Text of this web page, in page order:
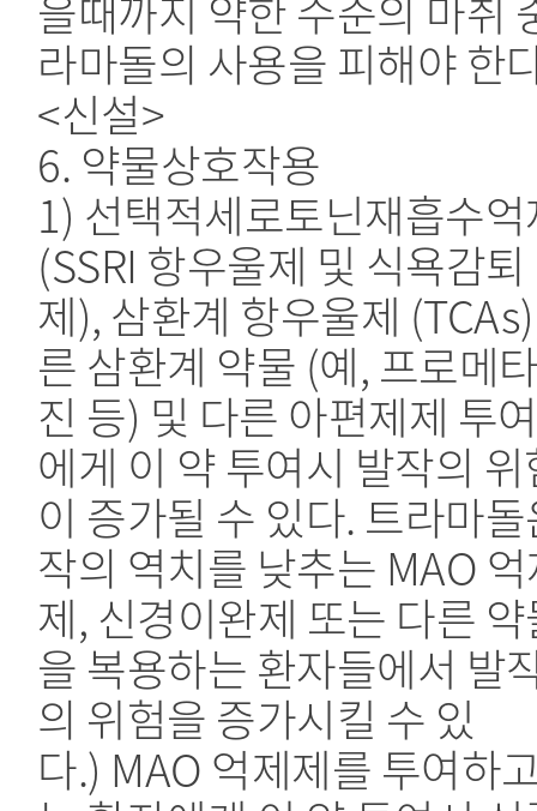
라마돌의 사용을 피해야 한
<신설>
6. 약물상호작용
1) 선택적세로토닌재흡수
(SSRI 항우울제 및 식욕감퇴
제), 삼환계 항우울제
른 삼환계 약물 (예, 프로메
진 등) 및 다른 아편제제 투
에게 이 약 투여시 발작의
이 증가될 수 있다. 트라마
작의 역치를 낮추는 MAO
제, 신경이완제 또는 다른
을 복용하는 환자들에서 발
의 위험을 증가시킬 수 있
다.) MAO 억제제를 투여하